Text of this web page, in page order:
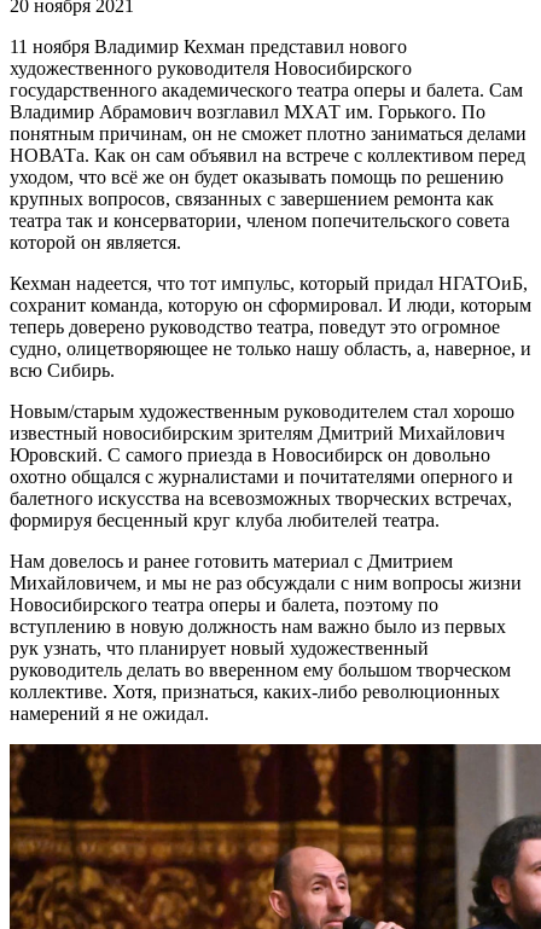
20 ноября 2021
11 ноября Владимир Кехман представил нового
художественного руководителя Новосибирского
государственного академического театра оперы и балета. Сам
Владимир Абрамович возглавил МХАТ им. Горького. По
понятным причинам, он не сможет плотно заниматься делами
НОВАТа. Как он сам объявил на встрече с коллективом перед
уходом, что всё же он будет оказывать помощь по решению
крупных вопросов, связанных с завершением ремонта как
театра так и консерватории, членом попечительского совета
которой он является.
Кехман надеется, что тот импульс, который придал НГАТОиБ,
сохранит команда, которую он сформировал. И люди, которым
теперь доверено руководство театра, поведут это огромное
судно, олицетворяющее не только нашу область, а, наверное, и
всю Сибирь.
Новым/старым художественным руководителем стал хорошо
известный новосибирским зрителям Дмитрий Михайлович
Юровский. С самого приезда в Новосибирск он довольно
охотно общался с журналистами и почитателями оперного и
балетного искусства на всевозможных творческих встречах,
формируя бесценный круг клуба любителей театра.
Нам довелось и ранее готовить материал с Дмитрием
Михайловичем, и мы не раз обсуждали с ним вопросы жизни
Новосибирского театра оперы и балета, поэтому по
вступлению в новую должность нам важно было из первых
рук узнать, что планирует новый художественный
руководитель делать во вверенном ему большом творческом
коллективе. Хотя, признаться, каких-либо революционных
намерений я не ожидал.